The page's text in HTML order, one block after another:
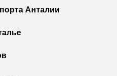
Анталии